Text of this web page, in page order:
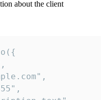
about the client